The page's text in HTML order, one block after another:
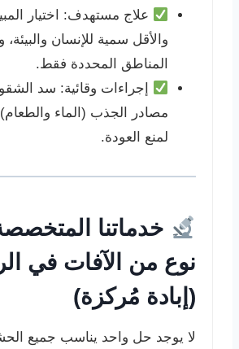
علاج مستهدف: اختيار
والأقل سمية للإنسان
المناطق المحددة فقط.
إجراءات وقائية: سد
مصادر الجذب (الماء
لمنع العودة.
خدماتنا
نوع من الآفات في
(إبادة مُركزة)
لا يوجد حل واحد يناسب جميع